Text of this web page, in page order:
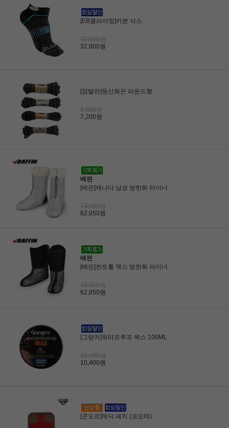
[EB클라이밍]카본 삭스
32,000원
32,000원
[잠발란]등산화끈 라운드형
8,000원
7,200원
배핀
[배핀]캐나다 남성 방한화 라이너
73,000원
62,050원
배핀
[배핀]컨트롤 맥스 방한화 라이너
73,000원
62,050원
[그랑저]워터프루프 왁스 100ML
13,000원
10,400원
[콘도르]메딕 패치 (코요테)